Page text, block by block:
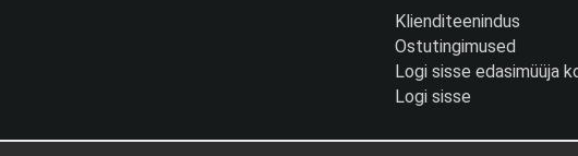
Klienditeenindus
Ostutingimused
Logi sisse edasimüüja
Logi sisse